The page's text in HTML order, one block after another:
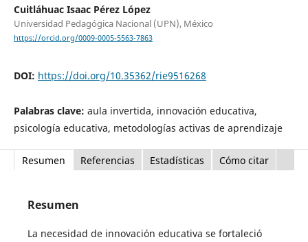
Cuitláhuac Isaac Pérez López
Universidad Pedagógica Nacional (UPN), México
https://orcid.org/0009-0005-5563-7863
DOI: https://doi.org/10.35362/rie9516268
Palabras clave: aula invertida, innovación educativa,
psicología educativa, metodologías activas de aprendizaje
Resumen Referencias Estadísticas Cómo citar
Resumen
La necesidad de innovación educativa se fortaleció